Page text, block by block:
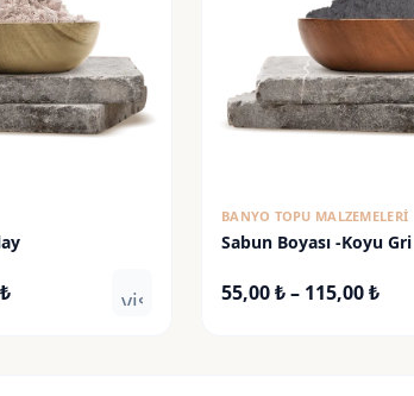
₺Fiyat
visibility
BANYO TOPU MALZEMELERI
Sabun Boyası -Koyu Gri
55,00₺– 115,00₺Fiyat